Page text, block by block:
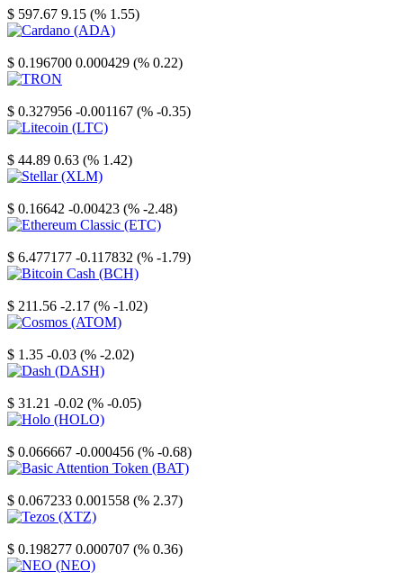
$ 597.67 9.15 (% 1.55)
$ 0.196700 0.000429 (% 0.22)
$ 0.327956 -0.001167 (% -0.35)
$ 44.89 0.63 (% 1.42)
$ 0.16642 -0.00423 (% -2.48)
$ 6.477177 -0.117832 (% -1.79)
$ 211.56 -2.17 (% -1.02)
$ 1.35 -0.03 (% -2.02)
$ 31.21 -0.02 (% -0.05)
$ 0.066667 -0.000456 (% -0.68)
$ 0.067233 0.001558 (% 2.37)
$ 0.198277 0.000707 (% 0.36)